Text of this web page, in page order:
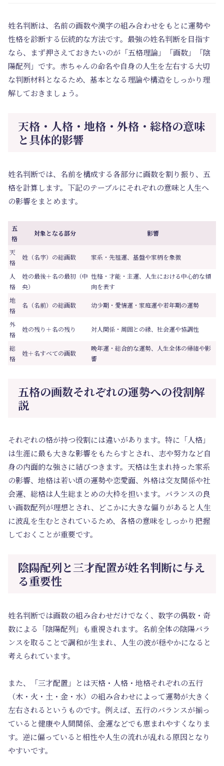
姓名判断は、名前の画数や漢字の組み合わせをもとに運勢や
性格を診断する伝統的な方法です。最強の姓名判断を目指す
なら、まず押さえておきたいのが「五格理論」「画数」「陰
陽配列」です。赤ちゃんの命名や自身の人生を左右する大切
な判断材料となるため、基本となる理論や構造をしっかり理
解しておきましょう。
天格・人格・地格・外格・総格の意味
と具体的影響
姓名判断では、名前を構成する各部分に画数を割り振り、五
格を計算します。下記のテーブルにそれぞれの意味と人生へ
の影響をまとめます。
五
格
対象となる部分 影響
天
格
姓（名字）の総画数 家系・先祖運、基盤や家柄を象徴
人
格
姓の最後＋名の最初（中
央）
性格・才能・主運、人生における中心的な傾
向を表す
地
格
名（名前）の総画数 幼少期・愛情運・家庭運や若年期の運勢
外
格
姓の残り＋名の残り 対人関係・周囲との縁、社会運や協調性
総
格
姓＋名すべての画数
晩年運・総合的な運勢、人生全体の帰結や影
響
五格の画数それぞれの運勢への役割解
説
それぞれの格が持つ役割には違いがあります。特に「人格」
は生涯に最も大きな影響をもたらすとされ、志や努力など自
身の内面的な強さに結びつきます。天格は生まれ持った家系
の影響、地格は若い頃の運勢や恋愛面、外格は交友関係や社
会運、総格は人生総まとめの大枠を担います。バランスの良
い画数配列が理想とされ、どこかに大きな偏りがあると人生
に波乱を生むとされているため、各格の意味をしっかり把握
しておくことが重要です。
陰陽配列と三才配置が姓名判断に与え
る重要性
姓名判断では画数の組み合わせだけでなく、数字の偶数・奇
数による「陰陽配列」も重視されます。名前全体の陰陽バラ
ンスを取ることで調和が生まれ、人生の波が穏やかになると
考えられています。
また、「三才配置」とは天格・人格・地格それぞれの五行
（木・火・土・金・水）の組み合わせによって運勢が大きく
左右されるというものです。例えば、五行のバランスが揃っ
ていると健康や人間関係、金運などでも恵まれやすくなりま
す。逆に偏っていると相性や人生の流れが乱れる原因となり
やすいです。